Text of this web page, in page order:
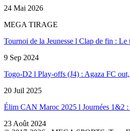
24 Mai 2026
MEGA TIRAGE
Tournoi de la Jeunesse l Clap de fin :
9 Sep 2024
Togo-D2 l Play-offs (J4) : Agaza FC
20 Juil 2025
Élim CAN Maroc 2025 l Journées 1&2
23 Août 2024